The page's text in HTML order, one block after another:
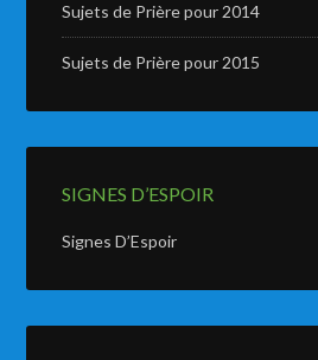
Sujets de Prière pour 2014
Sujets de Prière pour 2015
SIGNES D’ESPOIR
Signes D’Espoir